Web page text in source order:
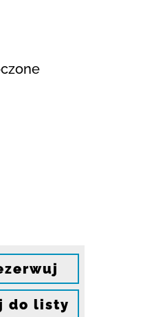
do listy